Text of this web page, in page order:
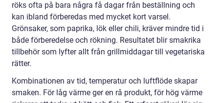
röks ofta på bara några få dagar från beställning och
kan ibland förberedas med mycket kort varsel.
Grönsaker, som paprika, lök eller chili, kräver mindre tid i
både förberedelse och rökning. Resultatet blir smakrika
tillbehör som lyfter allt från grillmiddagar till vegetariska
rätter.
Kombinationen av tid, temperatur och luftflöde skapar
smaken. För låg värme ger en rå produkt, för hög värme